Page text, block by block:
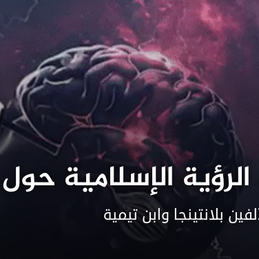
الإسلامية حول
بلانتينجا وابن تيمية